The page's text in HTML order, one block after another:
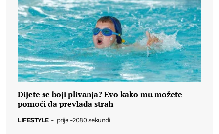
Dijete se boji plivanja? Evo kako mu možete
pomoći da prevlada strah
LIFESTYLE - prije -2080 sekundi